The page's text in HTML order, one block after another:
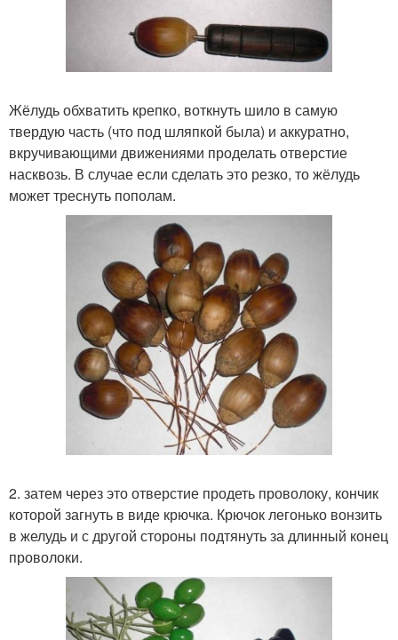
Жёлудь обхватить крепко, воткнуть шило в самую
твердую часть (что под шляпкой была) и аккуратно,
вкручивающими движениями проделать отверстие
насквозь. В случае если сделать это резко, то жёлудь
может треснуть пополам.
2. затем через это отверстие продеть проволоку, кончик
которой загнуть в виде крючка. Крючок легонько вонзить
в желудь и с другой стороны подтянуть за длинный конец
проволоки.